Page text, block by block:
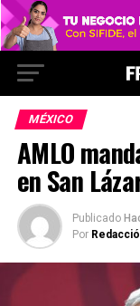
MÉXICO
AMLO
en San
Publicado
Por